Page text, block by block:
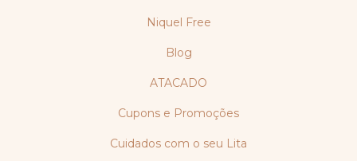
Niquel Free
Blog
ATACADO
Cupons e Promoções
Cuidados com o seu Lita